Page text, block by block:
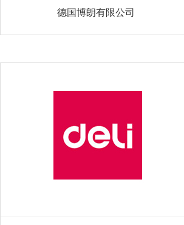
德国博朗有限公司